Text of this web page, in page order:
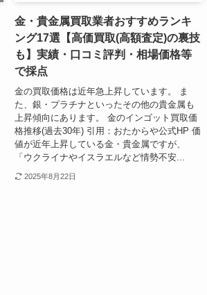
金・貴金属買取業者おすすめランキ
ング17選【高価買取(高額査定)の裏技
も】実績・口コミ評判・相場価格等
で採点
金の買取価格は近年急上昇しています。 ま
た、銀・プラチナといったその他の貴金属も
上昇傾向にあります。 金のインゴット買取価
格推移(過去30年) 引用：おたからや公式HP 価
値が近年上昇している金・貴金属ですが、
「ウクライナやイスラエルなど情勢不安...
2025年8月22日